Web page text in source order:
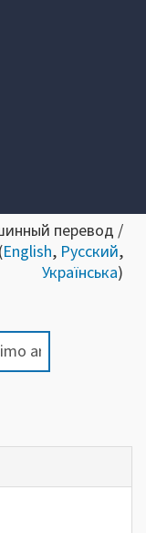
перевод /
English, Русский,
Українська)